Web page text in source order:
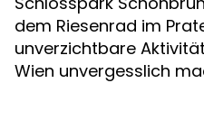
dem Riesenrad im
unverzichtbare
Wien unvergesslich